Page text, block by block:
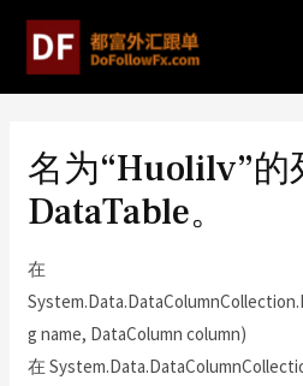
名为“Huolilv”的
DataTable。
在
g name, DataColumn column)
在